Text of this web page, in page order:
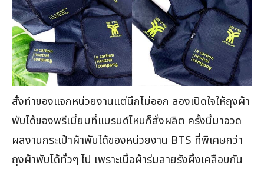
สั่งทำของแจกหน่วยงานแต่นึกไม่ออก ลองเปิดใจให้ถุงผ้า
พับได้ของพรีเมี่ยมที่แบรนด์ไหนก็สั่งผลิต ครั้งนี้มาอวด
ผลงานกระเป๋าผ้าพับได้ของหน่วยงาน BTS ที่พิเศษกว่า
ถุงผ้าพับได้ทั่วๆ ไป เพราะเนื้อผ้าร่มลายรังผึ้งเคลือบกัน